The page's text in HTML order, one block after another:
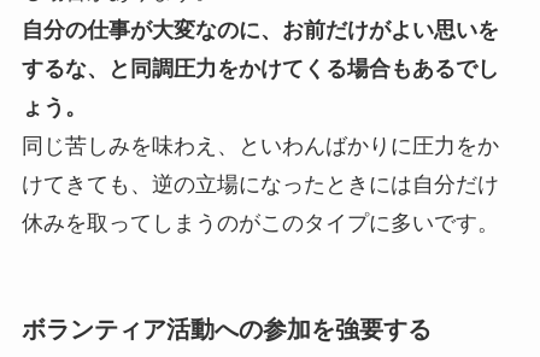
自分の仕事が大変なのに、お前だけがよい思いを
するな、と同調圧力をかけてくる場合もあるでし
ょう。
同じ苦しみを味わえ、といわんばかりに圧力をか
けてきても、逆の立場になったときには自分だけ
休みを取ってしまうのがこのタイプに多いです。
ボランティア活動への参加を強要する